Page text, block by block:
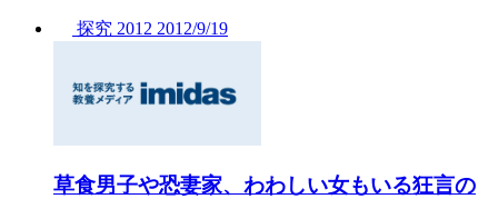
探究 2012 2012/9/19
草食男子や恐妻家、わわしい女もいる狂言の